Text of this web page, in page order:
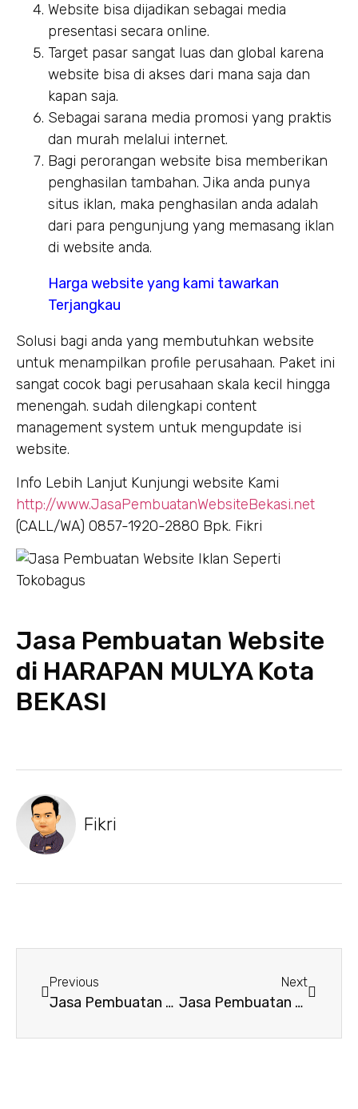
Website bisa dijadikan sebagai media
presentasi secara online.
Target pasar sangat luas dan global karena
website bisa di akses dari mana saja dan
kapan saja.
Sebagai sarana media promosi yang praktis
dan murah melalui internet.
Bagi perorangan website bisa memberikan
penghasilan tambahan. Jika anda punya
situs iklan, maka penghasilan anda adalah
dari para pengunjung yang memasang iklan
di website anda.
Harga website yang kami tawarkan
Terjangkau
Solusi bagi anda yang membutuhkan website
untuk menampilkan profile perusahaan. Paket ini
sangat cocok bagi perusahaan skala kecil hingga
menengah. sudah dilengkapi content
management system untuk mengupdate isi
website.
Info Lebih Lanjut Kunjungi website Kami
http://www.JasaPembuatanWebsiteBekasi.net
(CALL/WA) 0857-1920-2880 Bpk. Fikri
Jasa Pembuatan Website
di HARAPAN MULYA Kota
BEKASI
Fikri
Previous
Jasa Pembuatan Website di JAKA SAMPURNA Kota BEKASI
Next
Jasa Pembuatan Website di KALI BARU Kota BEKASI